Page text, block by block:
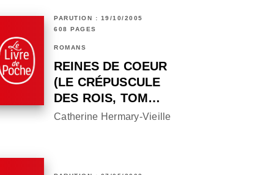
PARUTION : 19/10/2005
608 PAGES
ROMANS
REINES DE COEUR
(LE CRÉPUSCULE
DES ROIS, TOM…
Catherine Hermary-Vieille